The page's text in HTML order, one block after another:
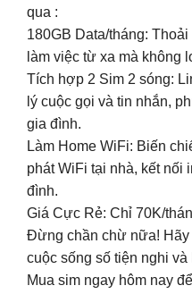
qua :
180GB Data/tháng:
làm việc từ xa mà không
Tích hợp 2 Sim 2 sóng:
lý cuộc gọi và tin nhắn,
gia đình.
Làm Home WiFi: Biến
phát WiFi tại nhà, kết nối
đình.
Giá Cực Rẻ: Chỉ 70K/
Đừng chần chừ nữa!
cuộc sống số tiện nghi và
Mua sim ngay hôm nay